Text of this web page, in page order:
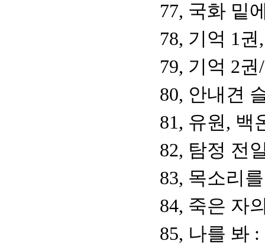
77, 국화 밑
78, 기억 1
79, 기억 2
80, 안내견
81, 유원, 백
82, 탐정 전
83, 목소리
84, 죽은 자
85, 나를 봐